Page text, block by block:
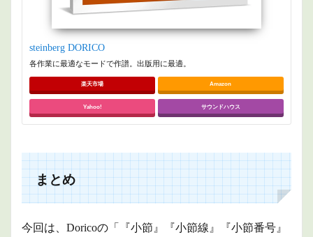
steinberg DORICO
各作業に最適なモードで作譜。出版用に最適。
楽天市場 Amazon
Yahoo! サウンドハウス
まとめ
今回は、Doricoの「『小節』『小節線』『小節番号』